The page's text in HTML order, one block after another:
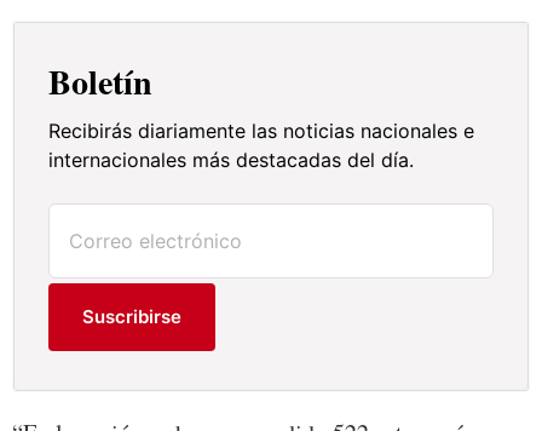
Boletín
Recibirás diariamente las noticias nacionales e
internacionales más destacadas del día.
Suscribirse